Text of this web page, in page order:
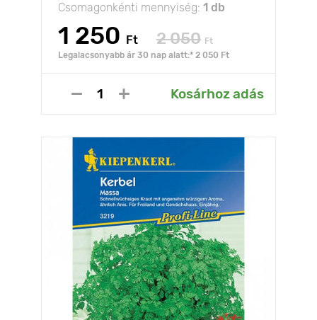
Csomagonkénti mennyiség: 1 db
1 250 Ft 2 050 Ft
Legalacsonyabb ár 30 nap alatt:* 2 050 Ft
Kosárhoz adás